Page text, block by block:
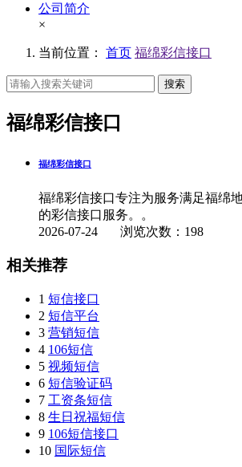
公司简介
×
当前位置： 首页 福绵彩信接口
搜索
福绵彩信接口
福绵彩信接口
福绵彩信接口专注为服务满足福绵
的彩信接口服务。。
2026-07-24 浏览次数：198
相关推荐
1 短信接口
2 短信平台
3 营销短信
4 106短信
5 视频短信
6 短信验证码
7 工资条短信
8 生日祝福短信
9 106短信接口
10 国际短信